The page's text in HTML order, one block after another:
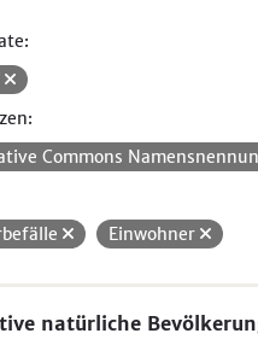
Commons
Einwohner
natürliche